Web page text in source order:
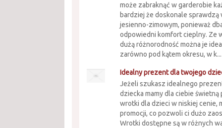
może zabraknąć w garderobie
bardziej że doskonale sprawdzą
jesienno-zimowym, ponieważ
odpowiedni komfort cieplny. Ze
dużą różnorodność można je
zarówno pod kątem okresu, w k...
Idealny prezent dla twojego
Jeżeli szukasz idealnego
dziecka mamy dla ciebie
wrotki dla dzieci w niskiej cenie,
promocji, co pozwoli ci dużo
Wrotki dostępne są w różnych